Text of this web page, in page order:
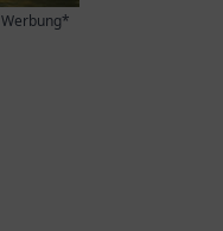
Werbung*